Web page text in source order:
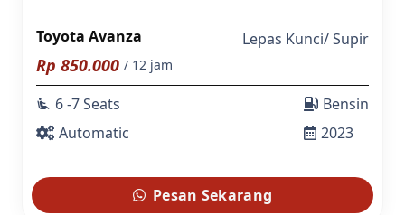
Toyota Avanza Lepas Kunci/Supir
Rp 850.000 / 12 jam
airline_seat_recline_extra 6 -7 Seats
Automatic
Bensin
2023
Pesan Sekarang